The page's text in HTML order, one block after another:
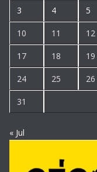
3 4 5
10 11 12
17 18 19
24 25 26
31
« Jul